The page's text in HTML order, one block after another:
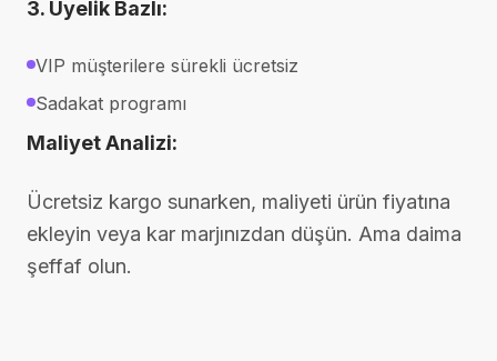
3. Üyelik Bazlı:
VIP müşterilere sürekli ücretsiz
Sadakat programı
Maliyet Analizi:
Ücretsiz kargo sunarken, maliyeti ürün fiyatına
ekleyin veya kar marjınızdan düşün. Ama daima
şeffaf olun.